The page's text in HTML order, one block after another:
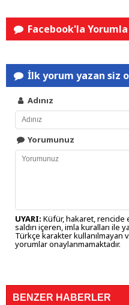
Facebook'la Yorumla
İlk yorum yazan siz
Adınız
Yorumunuz
UYARI: Küfür, hakaret, rencide
saldırı içeren, imla kuralları ile
Türkçe karakter kullanılmayan
yorumlar onaylanmamaktadır.
BENZER HABERLER